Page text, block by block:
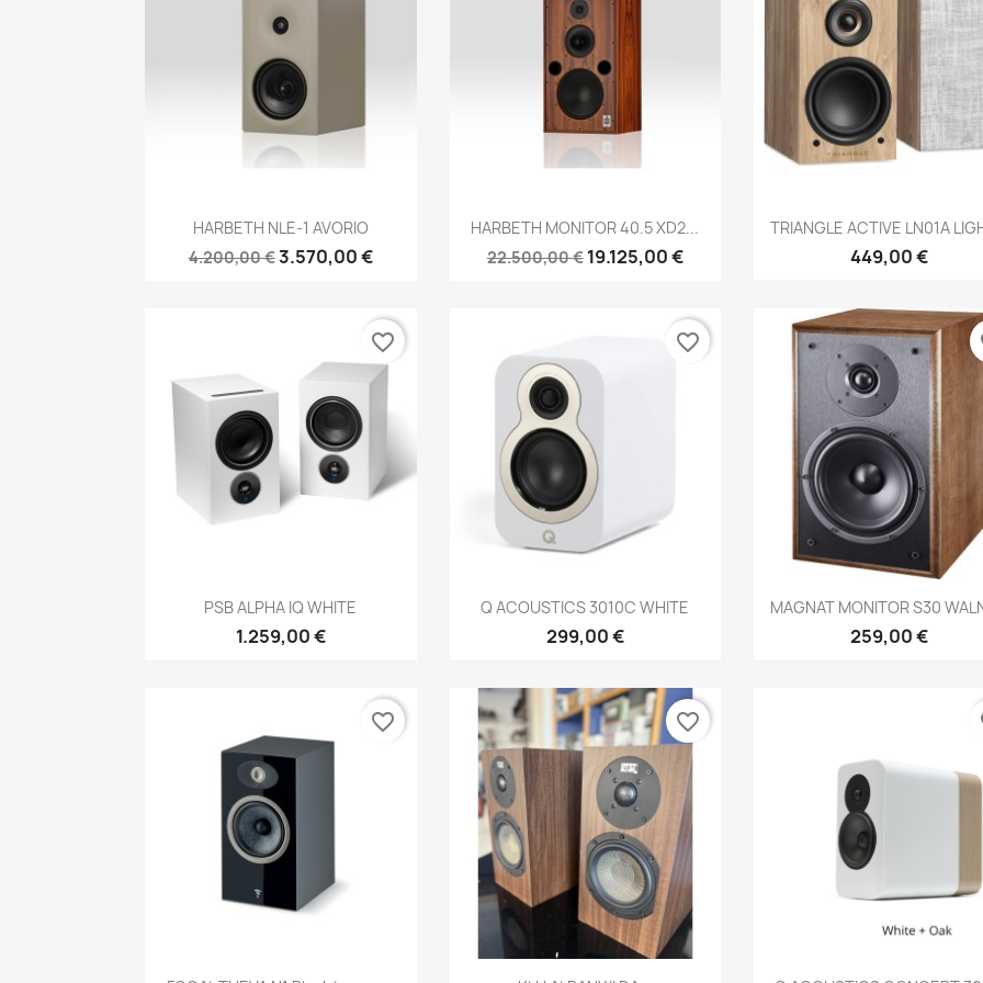
Anteprima
HARBETH NLE-1 AVORIO
4.200,00 €3.570,00 €
Anteprima
HARBETH MONITOR 40.5 XD2...
22.500,00 € 19.125,00 €
Anteprima
TRIANGLE ACTIVE LN01A
449,00 €
Anteprima
PSB ALPHA IQ WHITE
1.259,00 €
favorite_border
Anteprima
Q ACOUSTICS 3010C WHITE
299,00 €
favorite_border
Anteprima
MAGNAT MONITOR S30
259,00 €
favorite_border favorite_border